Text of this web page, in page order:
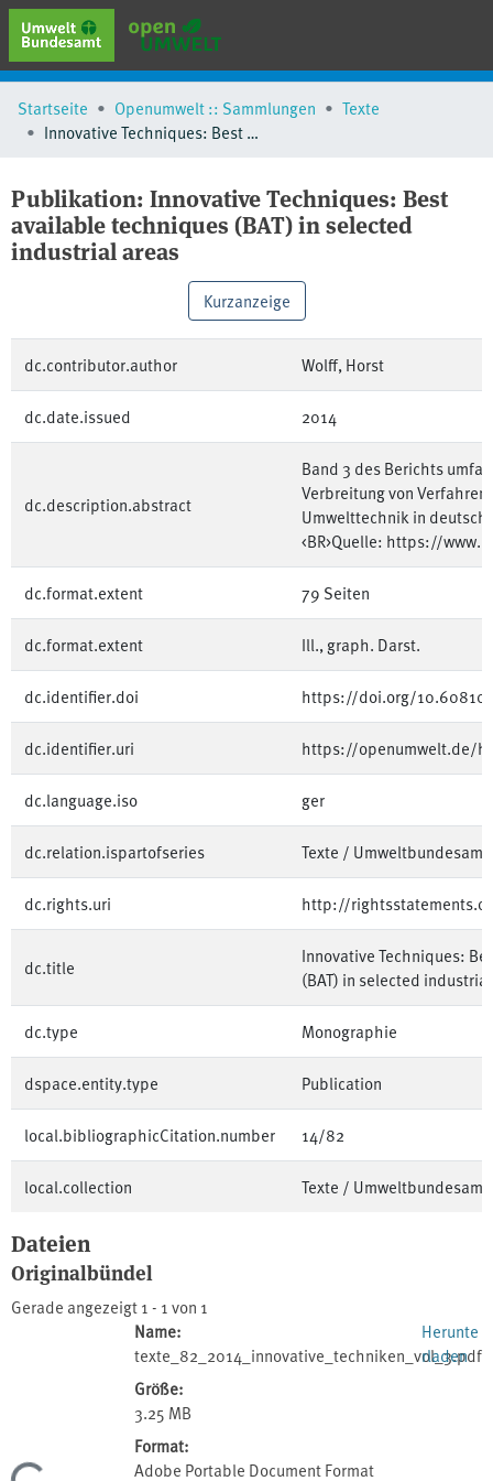
erweiterte Suche
Browse
Schlagwörter
Startseite Openumwelt :: Sammlungen
Texte
Innovative Techniques: Best available techniques (BAT) in selected industrial areas
Publikation: Innovative Techniques: Best
available techniques (BAT) in selected
industrial areas
Kurzanzeige
dc.contributor.author Wolff, Horst
dc.date.issued 2014
dc.description.abstract
Band 3 des Berichts
Verbreitung von
Umwelttechnik in
<BR>Quelle: https://
dc.format.extent 79 Seiten
dc.format.extent Ill., graph. Darst.
dc.identifier.doi https://doi.org/
dc.identifier.uri https://openumwelt.de/
dc.language.iso ger
dc.relation.ispartofseries Texte / Umweltbundesamt
dc.rights.uri http://
dc.title
Innovative Techniques:
(BAT) in selected
dc.type Monographie
dspace.entity.type Publication
local.bibliographicCitation.number 14/82
local.collection Texte / Umweltbundesamt
Dateien
Originalbündel
Gerade angezeigt1 - 1 von 1
Name:
texte_82_2014_innovative_techniken_vol_3.pdf
Größe:
3.25 MB
Format:
Adobe Portable Document Format
Herunte
rladen